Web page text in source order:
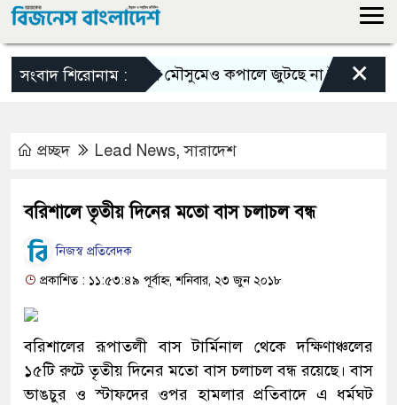
সংবাদ শিরোনাম :ভরা মৌসুমেও কপালে জুটছে না ইলিশ, দাম বেশ
×
প্রচ্ছদ Lead News,সারাদেশ
বরিশালে তৃতীয় দিনের মতো বাস চলাচল বন্ধ
নিজস্ব প্রতিবেদক
প্রকাশিত : ১১:৫৩:৪৯ পূর্বাহ্ন, শনিবার, ২৩ জুন ২০১৮
বরিশালের রূপাতলী বাস টার্মিনাল থেকে দক্ষিণাঞ্চলের
১৫টি রুটে তৃতীয় দিনের মতো বাস চলাচল বন্ধ রয়েছে। বাস
ভাঙচুর ও স্টাফদের ওপর হামলার প্রতিবাদে এ ধর্মঘট